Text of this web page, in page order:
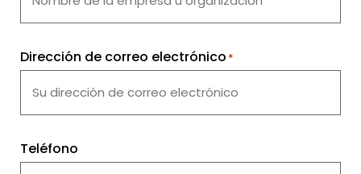
Dirección de correo electrónico *
Teléfono